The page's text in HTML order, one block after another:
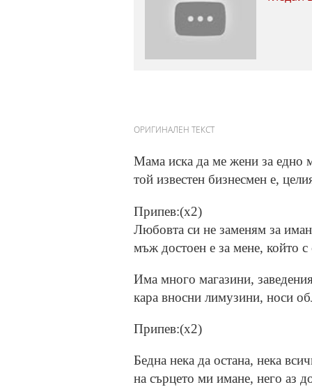
ОРИГИНАЛЕН ТЕКСТ
Мама иска да ме жени за едно
той известен бизнесмен е,
Припев:(x2)
Любовта си не заменям за
мъж достоен е за мене, който
Има много магазини,
кара вносни лимузини, носи
Припев:(x2)
Бедна нека да остана, нека
на сърцето ми имане, него аз